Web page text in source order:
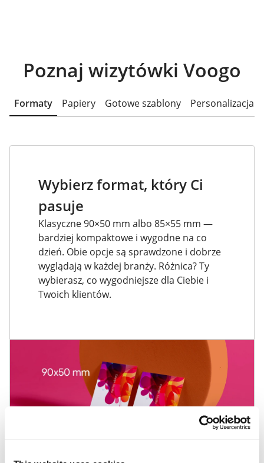
Poznaj wizytówki Voogo
Formaty Papiery Gotowe szablony Personalizacja
Wybierz format, który Ci
pasuje
Klasyczne 90×50 mm albo 85×55 mm —
bardziej kompaktowe i wygodne na co
dzień. Obie opcje są sprawdzone i dobrze
wyglądają w każdej branży. Różnica? Ty
wybierasz, co wygodniejsze dla Ciebie i
Twoich klientów.